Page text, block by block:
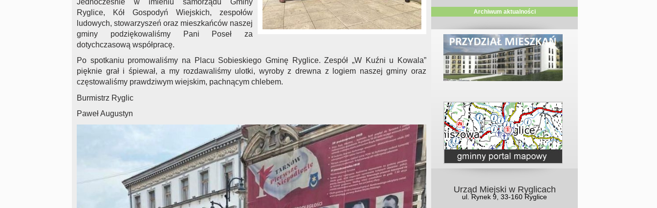
Ryglice, Kół Gospodyń Wiejskich, zespołów
ludowych, stowarzyszeń oraz mieszkańców naszej
gminy podziękowaliśmy Pani Poseł za
dotychczasową współpracę.
Po spotkaniu promowaliśmy na Placu Sobieskiego Gminę Ryglice. Zespół „W Kuźni u Kowala”
pięknie grał i śpiewał, a my rozdawaliśmy ulotki, wyroby z drewna z logiem naszej gminy oraz
częstowaliśmy prawdziwym wiejskim, pachnącym chlebem.
Burmistrz Ryglic
Paweł Augustyn
Archiwum aktualności
Urząd Miejski w Ryglicach
ul. Rynek 9, 33-160 Ryglice